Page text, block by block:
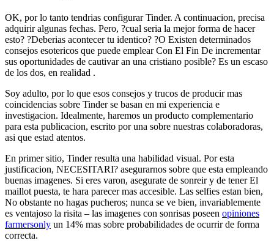
OK, por lo tanto tendri­as configurar Tinder. A continuacion, precisa
adquirir algunas fechas. Pero, ?cual seri­a la mejor forma de hacer
esto? ?Deberias acontecer tu identico? ?O Existen determinados
consejos esotericos que puede emplear Con El Fin De incrementar
sus oportunidades de cautivar an una cristiano posible? Es un escaso
de los dos, en realidad .
Soy adulto, por lo que esos consejos y trucos de producir mas
coincidencias sobre Tinder se basan en mi experiencia e
investigacion. Idealmente, haremos un producto complementario
para esta publicacion, escrito por una sobre nuestras colaboradoras,
asi que estad atentos.
En primer sitio, Tinder resulta una habilidad visual. Por esta
justificacion, NECESITARI? asegurarnos sobre que esta empleando
buenas imagenes. Si eres varon, asegurate de sonreir y de tener El
maillot puesta, te hara parecer mas accesible. Las selfies estan bien,
No obstante no hagas pucheros; nunca se ve bien, invariablemente
es ventajoso la risita – las imagenes con sonrisas poseen opiniones
farmersonly un 14% mas sobre probabilidades de ocurrir de forma
correcta.